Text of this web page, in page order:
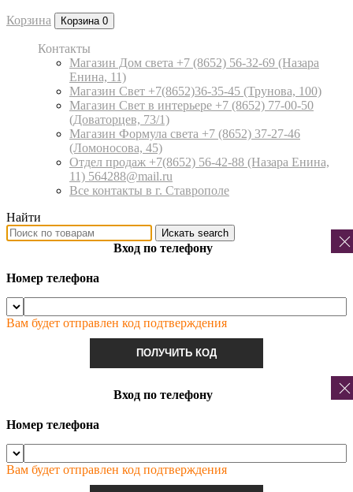
Корзина Корзина 0
Контакты
Магазин Дом света +7 (8652) 56-32-69 (Назара
Енина, 11)
Магазин Свет +7(8652)36-35-45 (Трунова, 100)
Магазин Свет в интерьере +7 (8652) 77-00-50
(Доваторцев, 73/1)
Магазин Формула света +7 (8652) 37-27-46
(Ломоносова, 45)
Отдел продаж +7(8652) 56-42-88 (Назара Енина,
11) 564288@mail.ru
Все контакты в г. Ставрополе
Найти
Искать search
Вход по телефону
Номер телефона
Вам будет отправлен код подтверждения
ПОЛУЧИТЬ КОД
Вход по телефону
Номер телефона
Вам будет отправлен код подтверждения